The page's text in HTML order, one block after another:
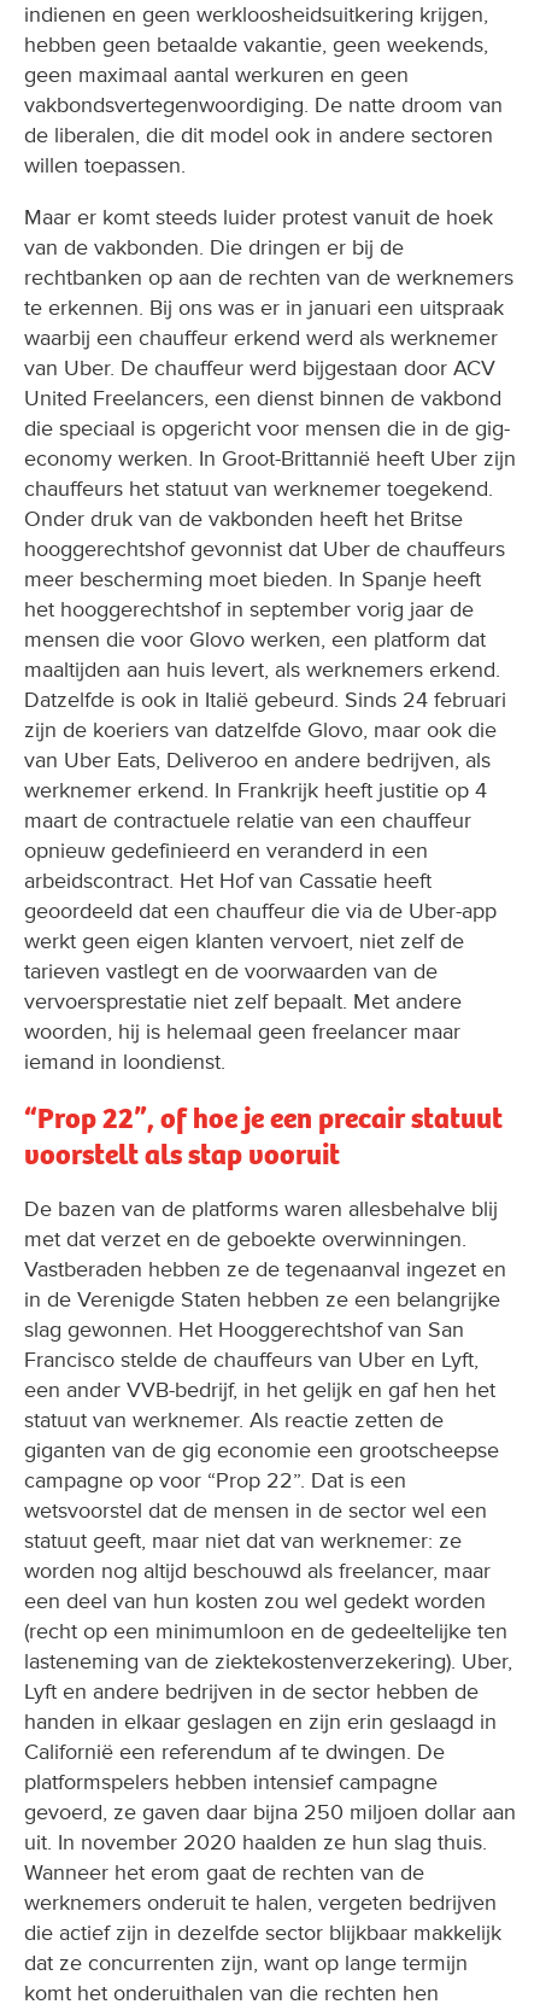
indienen en geen werkloosheidsuitkering krijgen,
hebben geen betaalde vakantie, geen weekends,
geen maximaal aantal werkuren en geen
vakbondsvertegenwoordiging. De natte droom van
de liberalen, die dit model ook in andere sectoren
willen toepassen.
Maar er komt steeds luider protest vanuit de hoek
van de vakbonden. Die dringen er bij de
rechtbanken op aan de rechten van de werknemers
te erkennen. Bij ons was er in januari een uitspraak
waarbij een chauffeur erkend werd als werknemer
van Uber. De chauffeur werd bijgestaan door ACV
United Freelancers, een dienst binnen de vakbond
die speciaal is opgericht voor mensen die in de gig-
economy werken. In Groot-Brittannië heeft Uber zijn
chauffeurs het statuut van werknemer toegekend.
Onder druk van de vakbonden heeft het Britse
hooggerechtshof gevonnist dat Uber de chauffeurs
meer bescherming moet bieden. In Spanje heeft
het hooggerechtshof in september vorig jaar de
mensen die voor Glovo werken, een platform dat
maaltijden aan huis levert, als werknemers erkend.
Datzelfde is ook in Italië gebeurd. Sinds 24 februari
zijn de koeriers van datzelfde Glovo, maar ook die
van Uber Eats, Deliveroo en andere bedrijven, als
werknemer erkend. In Frankrijk heeft justitie op 4
maart de contractuele relatie van een chauffeur
opnieuw gedefinieerd en veranderd in een
arbeidscontract. Het Hof van Cassatie heeft
geoordeeld dat een chauffeur die via de Uber-app
werkt geen eigen klanten vervoert, niet zelf de
tarieven vastlegt en de voorwaarden van de
vervoersprestatie niet zelf bepaalt. Met andere
woorden, hij is helemaal geen freelancer maar
iemand in loondienst.
“Prop 22”, of hoe je een precair statuut
voorstelt als stap vooruit
De bazen van de platforms waren allesbehalve blij
met dat verzet en de geboekte overwinningen.
Vastberaden hebben ze de tegenaanval ingezet en
in de Verenigde Staten hebben ze een belangrijke
slag gewonnen. Het Hooggerechtshof van San
Francisco stelde de chauffeurs van Uber en Lyft,
een ander VVB-bedrijf, in het gelijk en gaf hen het
statuut van werknemer. Als reactie zetten de
giganten van de gig economie een grootscheepse
campagne op voor “Prop 22”. Dat is een
wetsvoorstel dat de mensen in de sector wel een
statuut geeft, maar niet dat van werknemer: ze
worden nog altijd beschouwd als freelancer, maar
een deel van hun kosten zou wel gedekt worden
(recht op een minimumloon en de gedeeltelijke ten
lasteneming van de ziektekostenverzekering). Uber,
Lyft en andere bedrijven in de sector hebben de
handen in elkaar geslagen en zijn erin geslaagd in
Californië een referendum af te dwingen. De
platformspelers hebben intensief campagne
gevoerd, ze gaven daar bijna 250 miljoen dollar aan
uit. In november 2020 haalden ze hun slag thuis.
Wanneer het erom gaat de rechten van de
werknemers onderuit te halen, vergeten bedrijven
die actief zijn in dezelfde sector blijkbaar makkelijk
dat ze concurrenten zijn, want op lange termijn
komt het onderuithalen van die rechten hen